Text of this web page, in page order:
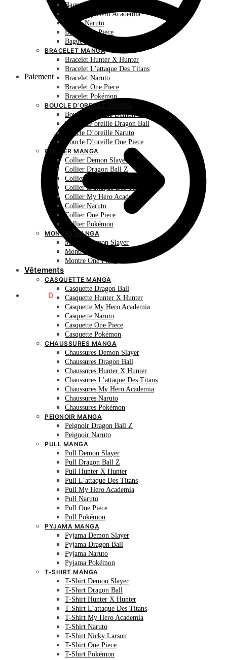
Paiement
0
Bague Hunter X Hunter
Bague My Hero Academia
Bague Naruto
Bague One Piece
Bague Pokémon
BRACELET MANGA
Bracelet Hunter X Hunter
Bracelet L’attaque Des Titans
Bracelet Naruto
Bracelet One Piece
Bracelet Pokémon
BOUCLE D’OREILLE MANGA
Boucle D’oreille Demon Slayer
Boucle D’oreille Dragon Ball
Boucle D’oreille Naruto
Boucle D’oreille One Piece
COLLIER MANGA
Collier Demon Slayer
Collier Dragon Ball Z
Collier Hunter X Hunter
Collier L’attaque Des Titans
Collier My Hero Academia
Collier Naruto
Collier One Piece
Collier Pokémon
MONTRE MANGA
Montre Demon Slayer
Montre Naruto
Montre One Piece
Vêtements
CASQUETTE MANGA
Casquette Dragon Ball
Casquette Hunter X Hunter
Casquette My Hero Academia
Casquette Naruto
Casquette One Piece
Casquette Pokémon
CHAUSSURES MANGA
Chaussures Demon Slayer
Chaussures Dragon Ball
Chaussures Hunter X Hunter
Chaussures L’attaque Des Titans
Chaussures My Hero Academia
Chaussures Naruto
Chaussures Pokémon
PEIGNOIR MANGA
Peignoir Dragon Ball Z
Peignoir Naruto
PULL MANGA
Pull Demon Slayer
Pull Dragon Ball Z
Pull Hunter X Hunter
Pull L’attaque Des Titans
Pull My Hero Academia
Pull Naruto
Pull One Piece
Pull Pokémon
PYJAMA MANGA
Pyjama Demon Slayer
Pyjama Dragon Ball
Pyjama Naruto
Pyjama Pokémon
T-SHIRT MANGA
T-Shirt Demon Slayer
T-Shirt Dragon Ball
T-Shirt Hunter X Hunter
T-Shirt L’attaque Des Titans
T-Shirt My Hero Academia
T-Shirt Naruto
T-Shirt Nicky Larson
T-Shirt One Piece
T-Shirt Pokémon